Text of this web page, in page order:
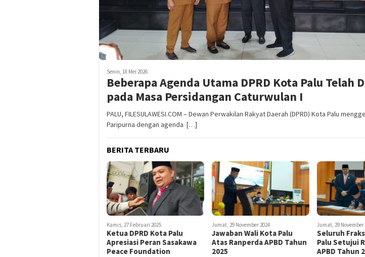
Senin, 18 Mei 2026
Beberapa Agenda Utama DPRD Kota Palu Telah
pada Masa Persidangan Caturwulan I
PALU, FILESULAWESI.COM – Dewan Perwakilan Rakyat Daerah (DPRD) Kota Palu
Paripurna dengan agenda […]
BERITA TERBARU
Kamis, 27 Februari 2025
Ketua DPRD Kota Palu
Apresiasi Peran Sasakawa
Peace Foundation
Jumat, 29 November 2024
Jawaban Wali Kota Palu
Atas Ranperda APBD Tahun
2025
Jumat, 29 November
Seluruh
Palu Setujui
APBD Tahun